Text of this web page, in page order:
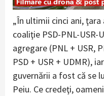
„În ultimii cinci ani,
coaliţie PSD-PNL-
agregare (PNL + USR,
PSD + USR + UDMR),
guvernării a fost că se
Peiu. Ce credeţi,